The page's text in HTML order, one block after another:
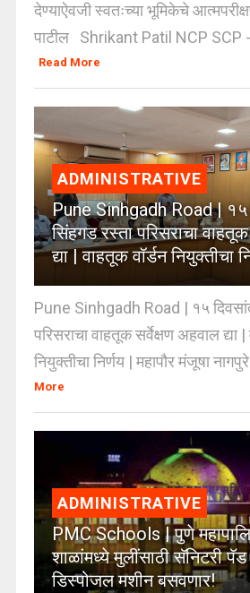
देण्याऐवजी स्वतःच्या भूमिकेचे
पाटील Shrikant Patil NCP SCP
Read More
ADMINISTRATIVE
Pune Sinhgadh Road | १५
सिंहगड रस्ता परिसराचा
द्या | वाहतूक वॉर्डन नियुक्तीचा
Pune Sinhgadh Road | १५
परिसराचा वाहतूक सर्वेक्षण अहवाल द्या
नियुक्तीचा निर्णय | महापौर मंजूषा
More
ADMINISTRATIVE
PMC Schools | पुणे
शाळांमध्ये मुलींसाठी सॅनिटरी
डिस्पोजल मशीन बसवणार!